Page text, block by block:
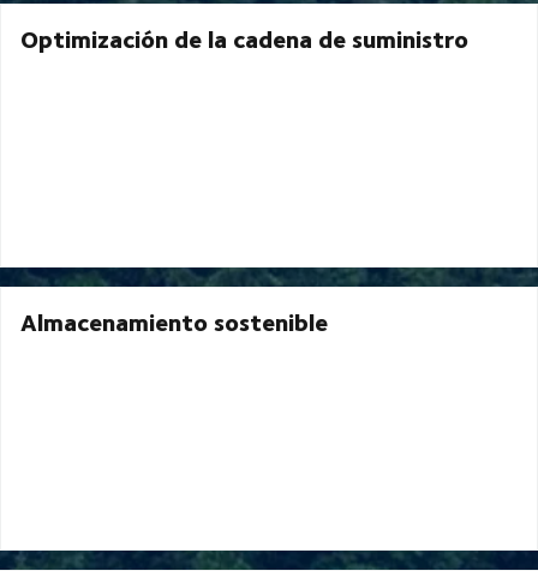
Optimización de la cadena de suministro
Almacenamiento sostenible